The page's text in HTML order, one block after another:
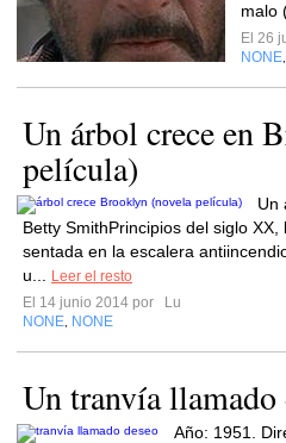
malo
El 26
NONE
Un árbol crece en
película)
Un
Betty SmithPrincipios del siglo
sentada en la escalera
u...
Leer el resto
El 14 junio 2014 por
Lu
NONE NONE
Un tranvía llamado
Año: 1951.